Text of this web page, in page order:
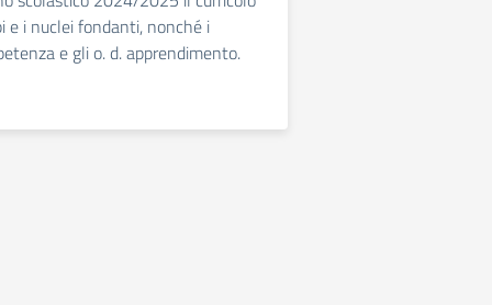
e i nuclei fondanti, nonché i
e gli o. d. apprendimento.